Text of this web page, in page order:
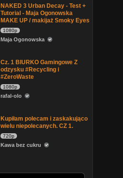
NAKED 3 Urban Decay - Test +
Tutorial - Maja Ogonowska
MAKE UP / makijaż Smoky Eyes
1080p
Maja Ogonowska
Cz. 1 BIURKO Gamingowe Z
odzysku #Recycling i
#ZeroWaste
1080p
rafal-olo
Kupiłam polecam i zaskakująco
wielu niepolecanych. CZ 1.
720p
Kawa bez cukru